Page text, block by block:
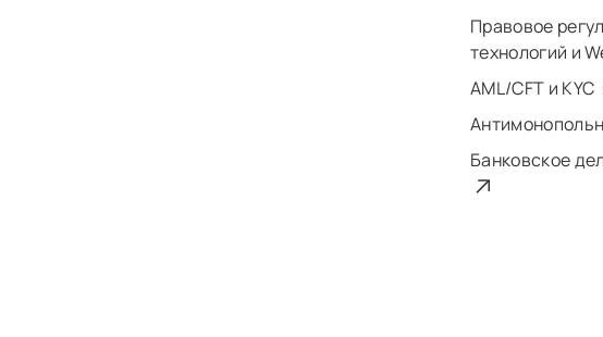
Правовое
технологий и
AML/CFT и KYC
Банковское